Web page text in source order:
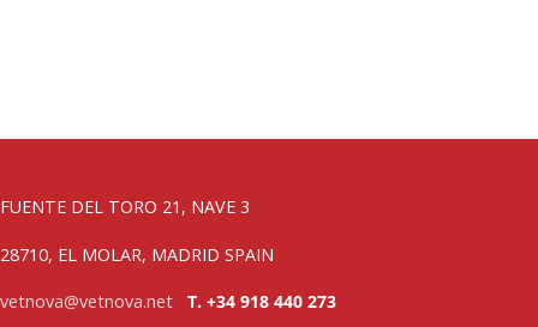
FUENTE DEL TORO 21, NAVE 3
28710, EL MOLAR, MADRID SPAIN
vetnova@vetnova.net T. +34 918 440 273